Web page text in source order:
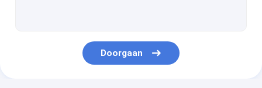
Doorgaan